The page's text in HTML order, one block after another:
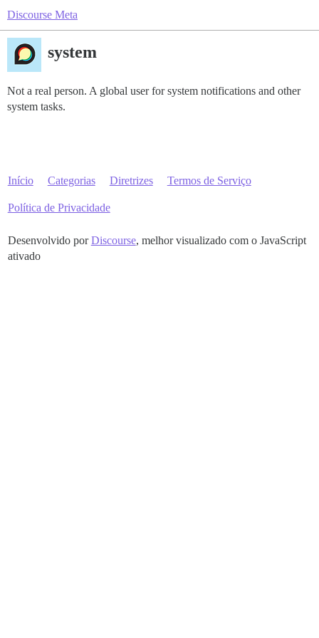
Discourse Meta
system
Not a real person. A global user for system notifications and other
system tasks.
Início Categorias Diretrizes Termos de Serviço
Política de Privacidade
Desenvolvido porDiscourse, melhor visualizado com o JavaScript
ativado